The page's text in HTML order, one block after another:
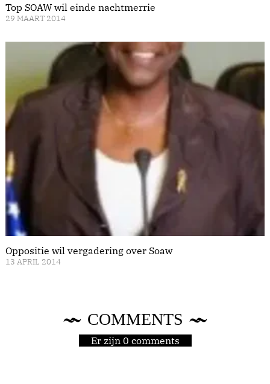
Top SOAW wil einde nachtmerrie
29 MAART 2014
Oppositie wil vergadering over Soaw
13 APRIL 2014
COMMENTS
Er zijn 0 comments